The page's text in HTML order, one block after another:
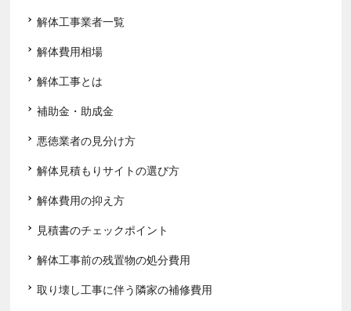
解体工事業者一覧
解体費用相場
解体工事とは
補助金・助成金
悪徳業者の見分け方
解体見積もりサイトの選び方
解体費用の抑え方
見積書のチェックポイント
解体工事前の残置物の処分費用
取り壊し工事に伴う隣家の補修費用